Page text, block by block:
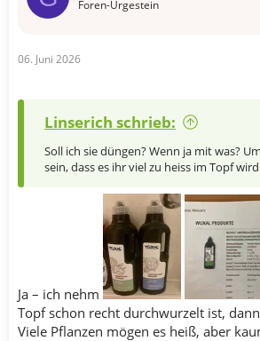
Foren-Urgestein
06. Juni 2026
Linserich schrieb:
Soll ich sie düngen? Wenn ja mit was?
sein, dass es ihr viel zu heiss im Topf wird
Ja – ich nehm
Topf schon recht durchwurzelt ist,
Viele Pflanzen mögen es heiß, aber